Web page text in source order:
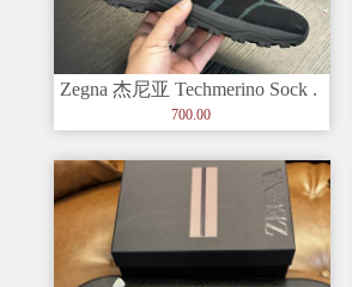
Zegna 杰尼亚 Techmerino Sock .
700.00